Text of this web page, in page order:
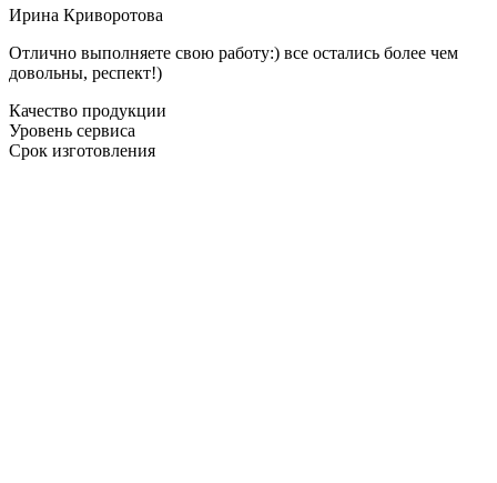
Ирина Криворотова
Отлично выполняете свою работу:) все остались более чем
довольны, респект!)
Качество продукции
Уровень сервиса
Срок изготовления